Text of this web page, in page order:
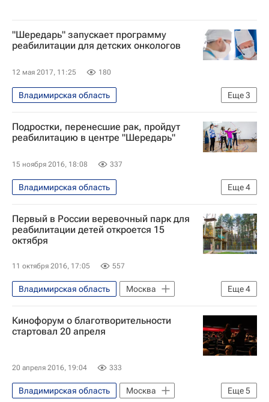
"Шередарь" запускает программу
реабилитации для детских онкологов
12 мая 2017, 11:25 180
Еще3
Владимирская область
Жизнь без преград
Подростки, перенесшие рак, пройдут
реабилитацию в центре "Шередарь"
15 ноября 2016, 18:08 337
Еще4
Владимирская область
Жизнь без преград
Фонд "Шередарь"
Онкология
Детские вопросы
Первый в России веревочный парк для
реабилитации детей откроется 15
октября
11 октября 2016, 17:05 557
Еще4
Владимирская область
Москва
Жизнь без преград
Фонд "Шередарь"
Рак
Детские вопросы
Кинофорум о благотворительности
стартовал 20 апреля
20 апреля 2016, 19:04 333
Еще5
Владимирская область
Москва